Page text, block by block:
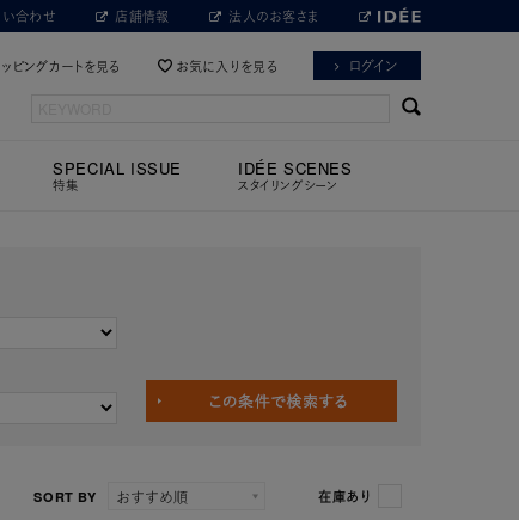
合わせ 店舗情報 法人のお客さま
ピングカートを見る お気に入りを見る ログイン
SPECIAL ISSUE
特集
IDÉE SCENES
スタイリングシーン
在庫あり
SORT BY